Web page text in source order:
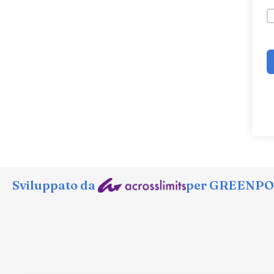
Sviluppato da per